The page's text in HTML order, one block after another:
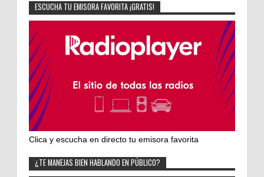
ESCUCHA TU EMISORA FAVORITA ¡GRATIS!
Clica y escucha en directo tu emisora favorita
¿TE MANEJAS BIEN HABLANDO EN PÚBLICO?